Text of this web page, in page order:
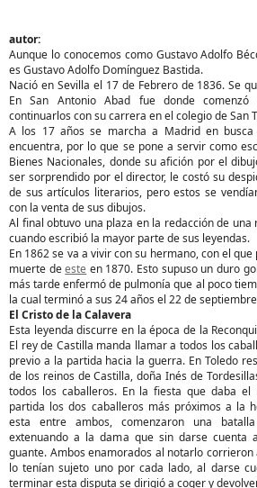
autor:
Aunque lo conocemos como Gustavo Adolfo
es Gustavo Adolfo Domínguez Bastida.
Nació en Sevilla el 17 de Febrero de 1836. Se
En San Antonio Abad fue donde
continuarlos con su carrera en el colegio de San
A los 17 años se marcha a Madrid en
encuentra, por lo que se pone a servir como
Bienes Nacionales, donde su afición por el
ser sorprendido por el director, le costó su
de sus artículos literarios, pero estos se
con la venta de sus dibujos.
Al final obtuvo una plaza en la redacción de una
cuando escribió la mayor parte de sus leyendas.
En 1862 se va a vivir con su hermano, con el
muerte deeste en 1870. Esto supuso un duro
más tarde enfermó de pulmonía que al poco
la cual terminó a sus 24 años el 22 de
El Cristo de la Calavera
Esta leyenda discurre en la época de la
El rey de Castilla manda llamar a todos los
previo a la partida hacia la guerra. En Toledo
de los reinos de Castilla, doña Inés de
todos los caballeros. En la fiesta que daba
partida los dos caballeros más próximos a la
esta entre ambos, comenzaron una
extenuando a la dama que sin darse cuenta
guante. Ambos enamorados al notarlo
lo tenían sujeto uno por cada lado, al darse
terminar esta disputa se dirigió a coger y